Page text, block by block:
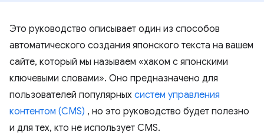
Это руководство описывает один из способов
автоматического создания японского текста на вашем
сайте, который мы называем «хаком с японскими
ключевыми словами». Оно предназначено для
пользователей популярных систем управления
контентом (CMS) , но это руководство будет полезно
и для тех, кто не использует CMS.